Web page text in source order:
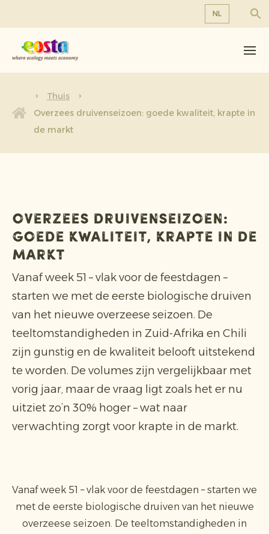
NL
Over ons
Producten
Duurzaamheid
Nieuws & Persberichten
Werken bij Eosta
Thuis
Overzees druivenseizoen: goede kwaliteit, krapte in
de markt
Overzees druivenseizoen:
goede kwaliteit, krapte in de
markt
Vanaf week 51 – vlak voor de feestdagen –
starten we met de eerste biologische druiven
van het nieuwe overzeese seizoen. De
teeltomstandigheden in Zuid-Afrika en Chili
zijn gunstig en de kwaliteit belooft uitstekend
te worden. De volumes zijn vergelijkbaar met
vorig jaar, maar de vraag ligt zoals het er nu
uitziet zo’n 30% hoger – wat naar
verwachting zorgt voor krapte in de markt.
Vanaf week 51 – vlak voor de feestdagen – starten we
met de eerste biologische druiven van het nieuwe
overzeese seizoen. De teeltomstandigheden in